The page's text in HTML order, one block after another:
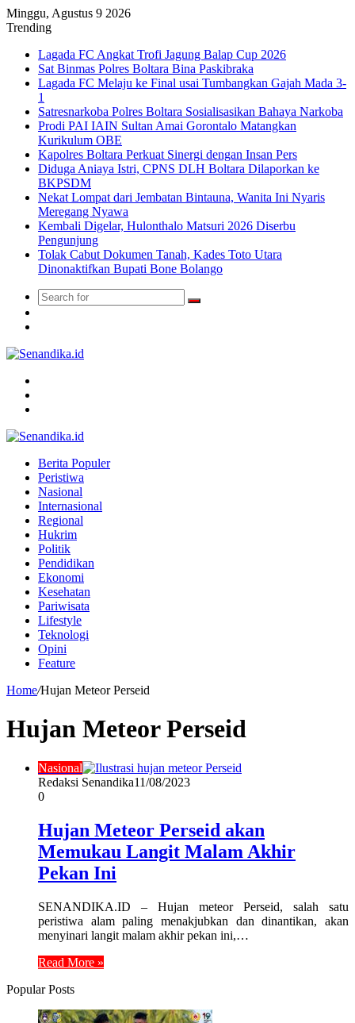
Minggu, Agustus 9 2026
Trending
Lagada FC Angkat Trofi Jagung Balap Cup 2026
Sat Binmas Polres Boltara Bina Paskibraka
Lagada FC Melaju ke Final usai Tumbangkan Gajah Mada 3-
1
Satresnarkoba Polres Boltara Sosialisasikan Bahaya Narkoba
Prodi PAI IAIN Sultan Amai Gorontalo Matangkan
Kurikulum OBE
Kapolres Boltara Perkuat Sinergi dengan Insan Pers
Diduga Aniaya Istri, CPNS DLH Boltara Dilaporkan ke
BKPSDM
Nekat Lompat dari Jembatan Bintauna, Wanita Ini Nyaris
Meregang Nyawa
Kembali Digelar, Hulonthalo Matsuri 2026 Diserbu
Pengunjung
Tolak Cabut Dokumen Tanah, Kades Toto Utara
Dinonaktifkan Bupati Bone Bolango
Search
Berita Populer
Peristiwa
Nasional
Internasional
Regional
Hukrim
Politik
Pendidikan
Ekonomi
Kesehatan
Pariwisata
Lifestyle
Teknologi
Opini
Feature
Home/Hujan Meteor Perseid
Hujan Meteor Perseid
Nasional
Redaksi Senandika11/08/2023
0
Hujan Meteor Perseid akan
Memukau Langit Malam Akhir
Pekan Ini
SENANDIKA.ID – Hujan meteor Perseid, salah satu
peristiwa alam paling menakjubkan dan dinantikan, akan
menyinari langit malam akhir pekan ini,…
Read More »
Popular Posts